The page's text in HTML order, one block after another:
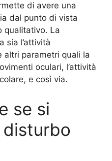
di avere una
dal punto di vista
qualitativo. La
sia l’attività
altri parametri quali la
oculari, l’attività
e così via.
se si